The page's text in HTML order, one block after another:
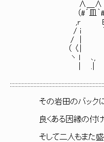
∧＿∧
（#´皿｀#
,r E( 二
/ i
/ | |
（ 〈.| |
ヽ l ､,
その岩田のバックにい
良くある因縁の付け
そして二人もまた盛り